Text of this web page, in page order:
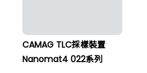
CAMAG TLC採樣裝置
Nanomat4 022系列